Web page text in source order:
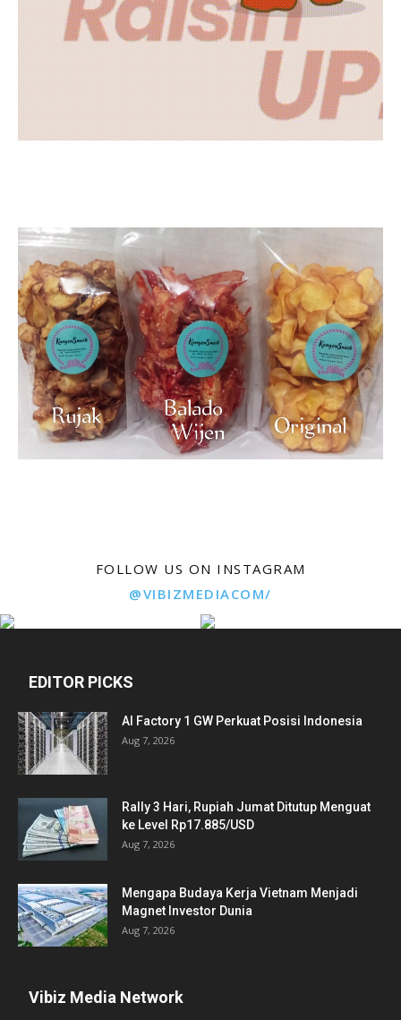
FOLLOW US ON INSTAGRAM
@VIBIZMEDIACOM/
EDITOR PICKS
AI Factory 1 GW Perkuat Posisi Indonesia
Aug 7, 2026
Rally 3 Hari, Rupiah Jumat Ditutup Menguat
ke Level Rp17.885/USD
Aug 7, 2026
Mengapa Budaya Kerja Vietnam Menjadi
Magnet Investor Dunia
Aug 7, 2026
Vibiz Media Network